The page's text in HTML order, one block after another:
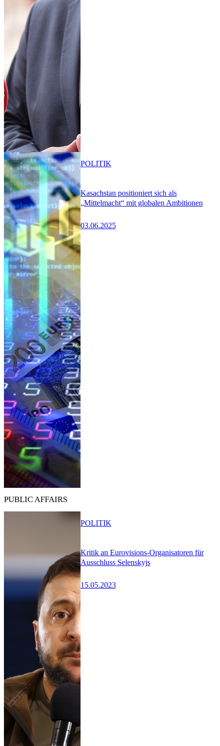
Kasachstan positioniert sich als
„Mittelmacht“ mit globalen Ambitionen
03.06.2025
POLITIK
PUBLIC AFFAIRS
Kritik an Eurovisions-Organisatoren für
Ausschluss Selenskyjs
15.05.2023
POLITIK